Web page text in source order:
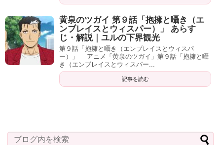
黄泉のツガイ 第９話「抱擁と囁き（エ
ンブレイスとウィスパー）」 あらす
じ・解説｜ユルの下界観光
第９話「抱擁と囁き（エンブレイスとウィスパ
ー）」 アニメ「黄泉のツガイ」第９話「抱擁と囁
き（エンブレイスとウィスパー...
記事を読む